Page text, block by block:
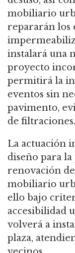
mobiliario
repararán los
instalará una
proyecto
permitirá la
eventos sin
pavimento,
de filtraciones.
La actuación
diseño para la
renovación
mobiliario
ello bajo
accesibilidad
volverá a
plaza,